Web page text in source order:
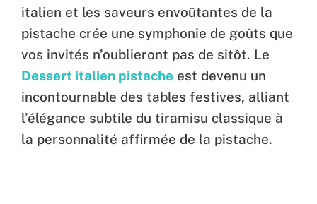
italien et les saveurs envoûtantes de la
pistache crée une symphonie de goûts que
vos invités n’oublieront pas de sitôt. Le
Dessert italien pistache est devenu un
incontournable des tables festives, alliant
l’élégance subtile du tiramisu classique à
la personnalité affirmée de la pistache.